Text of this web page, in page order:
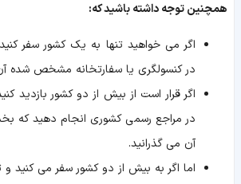
همچنین توجه داشته باشید که:
اگر می خواهید تنها به یک کشور سفر
در کنسولگری یا سفارتخانه مشخص شده
اگر قرار است از بیش از دو کشور بازدید
در مراجع رسمی کشوری انجام دهید که
آن می گذرانید.
اما اگر به بیش از دو کشور سفر می کنید